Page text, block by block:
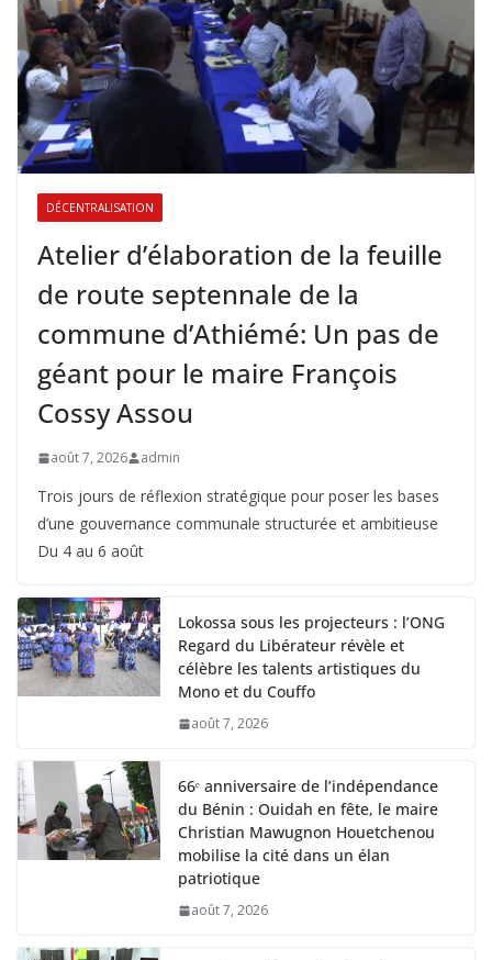
DÉCENTRALISATION
Atelier d’élaboration de la feuille
de route septennale de la
commune d’Athiémé: Un pas de
géant pour le maire François
Cossy Assou
août 7, 2026 admin
Trois jours de réflexion stratégique pour poser les bases
d’une gouvernance communale structurée et ambitieuse
Du 4 au 6 août
Lokossa sous les projecteurs : l’ONG
Regard du Libérateur révèle et
célèbre les talents artistiques du
Mono et du Couffo
août 7, 2026
66ᵉ anniversaire de l’indépendance
du Bénin : Ouidah en fête, le maire
Christian Mawugnon Houetchenou
mobilise la cité dans un élan
patriotique
août 7, 2026